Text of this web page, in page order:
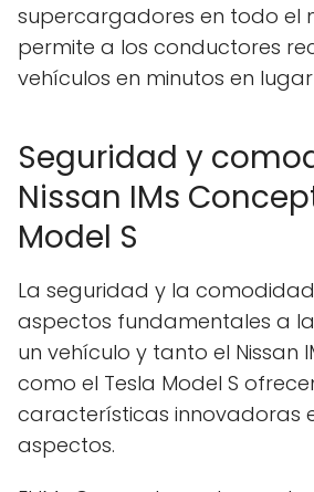
supercargadores en todo el
permite a los conductores
vehículos en minutos en
Seguridad y
Nissan IMs
Model S
La seguridad y la
aspectos fundamentales a
un vehículo y tanto el Nissan
como el Tesla Model S
características innovadoras
aspectos.